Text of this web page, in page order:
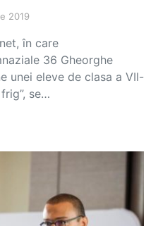
2019
în care
36 Gheorghe
unei eleve de clasa a VII-
se…